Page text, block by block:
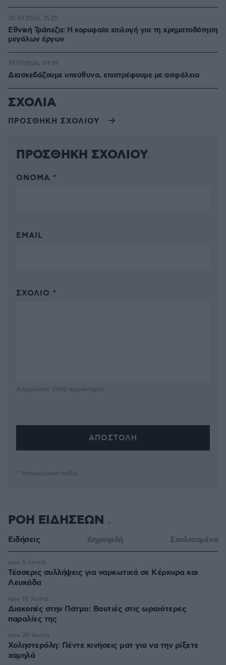
Εθνική Τράπεζα: Η κορυφαία επιλογή για τη χρηματοδότηση
μεγάλων έργων
30.07.2026, 15:25
Διασκεδάζουμε υπεύθυνα, επιστρέφουμε με ασφάλεια
29.07.2026, 09:39
ΣΧΟΛΙΑ
ΠΡΟΣΘΗΚΗ ΣΧΟΛΙΟΥ
ΠΡΟΣΘΗΚΗ ΣΧΟΛΙΟΥ
ΌΝΟΜΑ *
EMAIL
ΣΧΌΛΙΟ *
Απομένουν 2500 χαρακτήρες
* Υποχρεωτικά πεδία
ΡΟΗ ΕΙΔΗΣΕΩΝ
Ειδήσεις Δημοφιλή Σχολιασμένα
Τέσσερις συλλήψεις για ναρκωτικά σε Κέρκυρα και
Λευκάδα
πριν 5 λεπτά
Διακοπές στην Πάτμο: Βουτιές στις ωραιότερες
παραλίες της
πριν 10 λεπτά
Χοληστερόλη: Πέντε κινήσεις ματ για να την ρίξετε
χαμηλά
πριν 20 λεπτά